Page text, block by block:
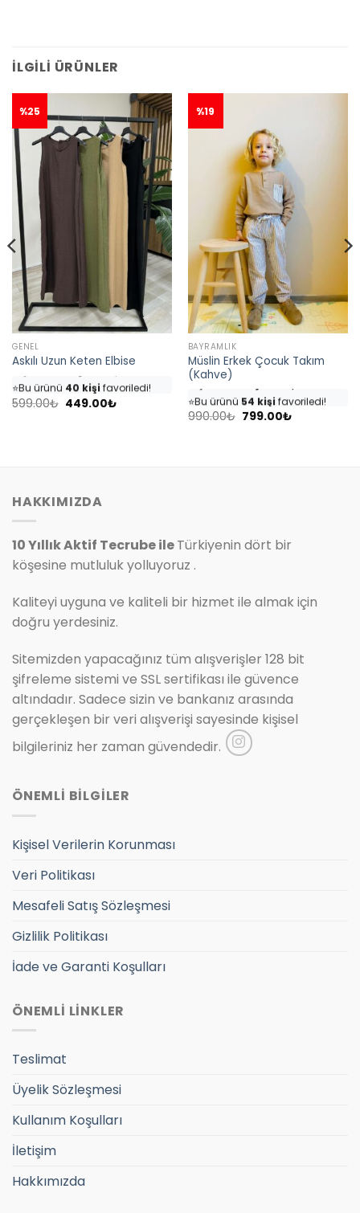
İLGILI ÜRÜNLER
%25
GENEL
Askılı Uzun Keten Elbise
👀Şu an35 kişiinceliyor!
⭐️Bu ürünü 40 kişi favoriledi!
🛒18 kişisepetine ekledi!
599.00₺ Orijinal
449.00₺Şu
%19
BAYRAMLIK
Müslin Erkek Çocuk Takım
(Kahve)
👀Şu an46 kişi
⭐️Bu ürünü 54 kişi favoriledi!
🛒25 kişisepetine ekledi!
990.00₺ Orijinal
799.00₺Şu
HAKKIMIZDA
10 Yıllık Aktif Tecrube ileTürkiyenin dört bir
köşesine mutluluk yolluyoruz .
Kaliteyi uyguna ve kaliteli bir hizmet ile almak için
doğru yerdesiniz.
Sitemizden yapacağınız tüm alışverişler 128 bit
şifreleme sistemi ve SSL sertifikası ile güvence
altındadır. Sadece sizin ve bankanız arasında
gerçekleşen bir veri alışverişi sayesinde kişisel
bilgileriniz her zaman güvendedir.
ÖNEMLİ BİLGİLER
Kişisel Verilerin Korunması
Veri Politikası
Mesafeli Satış Sözleşmesi
Gizlilik Politikası
İade ve Garanti Koşulları
ÖNEMLİ LİNKLER
Teslimat
Üyelik Sözleşmesi
Kullanım Koşulları
İletişim
Hakkımızda